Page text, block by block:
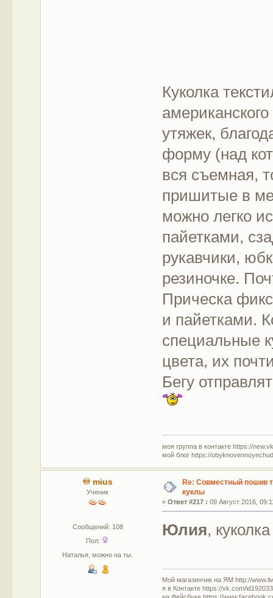
Куколка
утяжек,
форму (над
вся съемная,
пришитые в
можно легко
пайетками,
рукавчики,
резиночке.
Прическа
и пайетками.
специальные
цвета, их
Бегу
моя группа в контакте https://
мой блог https://
mius
Ученик
Сообщений: 108
Пол:
Наталья, можно на ты.
Re: Совместный пошив
куклы
«Ответ #217 : 09 Август 2016,
Юлия,
Мой магазинчик на ЯМ http://
я в Контакте https://vk.com/